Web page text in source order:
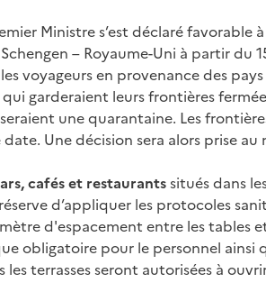
Ministre s’est déclaré favorable
– Royaume-Uni à partir du
voyageurs en provenance des
qui garderaient leurs frontières
une quarantaine. Les
Une décision sera alors prise au
cafés et restaurantssitués dans
d’appliquer les protocoles
d'espacement entre les tables
obligatoire pour le personnel ainsi
les terrasses seront autorisées à